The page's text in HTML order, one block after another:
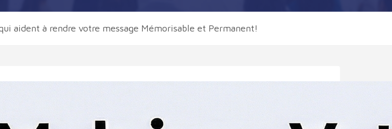
aident à rendre votre message Mémorisable et Permanent!